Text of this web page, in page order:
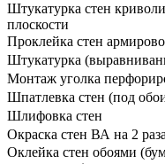
Штукатурка стен
плоскости
Проклейка стен
Штукатурка
Монтаж уголка
Шпатлевка стен (под
Шлифовка стен
Окраска стен ВА на 2
Оклейка стен обоями